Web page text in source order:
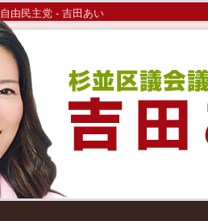
自由民主党 - 吉田あい